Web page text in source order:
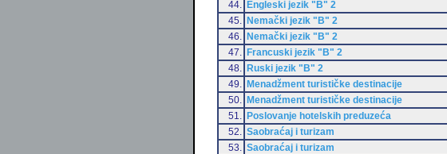
44.
Engleski jezik "B" 2
45.
Nemački jezik "B" 2
46.
Nemački jezik "B" 2
47.
Francuski jezik "B" 2
48.
Ruski jezik "B" 2
49.
Menadžment turističke destinacije
50.
Menadžment turističke destinacije
51.
Poslovanje hotelskih preduzeća
52.
Saobraćaj i turizam
53.
Saobraćaj i turizam